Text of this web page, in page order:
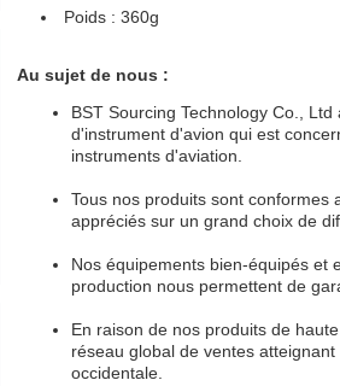
Poids : 360g
Au sujet de nous :
BST Sourcing Technology Co.,
d'instrument d'avion qui est
instruments d'aviation.
Tous nos produits sont conformes
appréciés sur un grand choix de
Nos équipements bien-équipés et
production nous permettent de
En raison de nos produits de
réseau global de ventes
occidentale.